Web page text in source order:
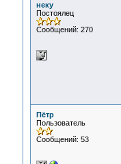
неку
Постоялец
Сообщений: 270
Пётр
Пользователь
Сообщений: 53